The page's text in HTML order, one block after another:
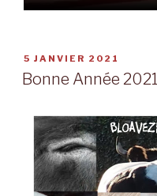
PUBLIÉ
LE
5 JANVIER 2021
Bonne Année 2021